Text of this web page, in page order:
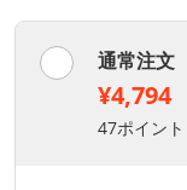
通常注文
¥4,794
47ポイント